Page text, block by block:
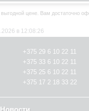
выгодной цене. Вам достаточно
в 12:08:26
+375 29 6 10 22 11
+375 33 6 10 22 11
+375 25 6 10 22 11
+375 17 2 18 33 22